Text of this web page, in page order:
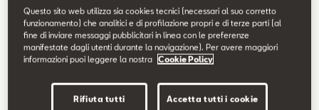
Questo sito web utilizza sia cookies tecnici (necessari al suo corretto
funzionamento) che analitici e di profilazione propri e di terze parti (al
fine di inviare messaggi pubblicitari in linea con le preferenze
manifestate dagli utenti durante la navigazione). Per avere maggiori
informazioni puoi leggere la nostra
Cookie Policy
Rifiuta tutti Accetta tutti i cookie